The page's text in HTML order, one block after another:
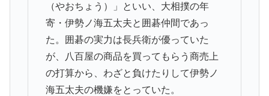
（やおちょう）」といい、大相撲の年
寄・伊勢ノ海五太夫と囲碁仲間であっ
た。囲碁の実力は長兵衛が優っていた
が、八百屋の商品を買ってもらう商売上
の打算から、わざと負けたりして伊勢ノ
海五太夫の機嫌をとっていた。